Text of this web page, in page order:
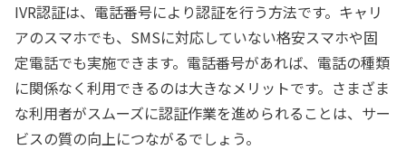
IVR認証は、電話番号により認証を行う方法です。キャリ
アのスマホでも、SMSに対応していない格安スマホや固
定電話でも実施できます。電話番号があれば、電話の種類
に関係なく利用できるのは大きなメリットです。さまざま
な利用者がスムーズに認証作業を進められることは、サー
ビスの質の向上につながるでしょう。